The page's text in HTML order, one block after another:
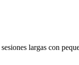
largas con